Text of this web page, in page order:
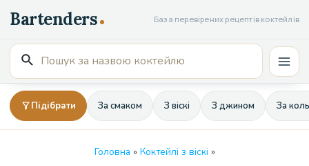
до
вмісту
База перевірених рецептів коктейлів
Пошук
для:
Підібрати За смаком З віскі З джином За
Головна » Коктейлі з віскі »